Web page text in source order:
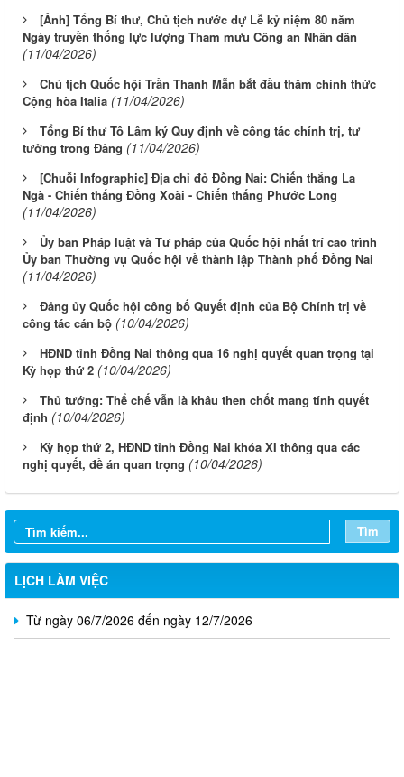
[Ảnh] Tổng Bí thư, Chủ tịch nước dự Lễ kỷ niệm 80 năm
Ngày truyền thống lực lượng Tham mưu Công an Nhân dân
(11/04/2026)
Chủ tịch Quốc hội Trần Thanh Mẫn bắt đầu thăm chính thức
Cộng hòa Italia (11/04/2026)
Tổng Bí thư Tô Lâm ký Quy định về công tác chính trị, tư
tưởng trong Đảng (11/04/2026)
[Chuỗi Infographic] Địa chỉ đỏ Đồng Nai: Chiến thắng La
Ngà - Chiến thắng Đồng Xoài - Chiến thắng Phước Long
(11/04/2026)
Ủy ban Pháp luật và Tư pháp của Quốc hội nhất trí cao trình
Ủy ban Thường vụ Quốc hội về thành lập Thành phố Đồng Nai
(11/04/2026)
Đảng ủy Quốc hội công bố Quyết định của Bộ Chính trị về
công tác cán bộ (10/04/2026)
HĐND tỉnh Đồng Nai thông qua 16 nghị quyết quan trọng tại
Kỳ họp thứ 2 (10/04/2026)
Thủ tướng: Thể chế vẫn là khâu then chốt mang tính quyết
định (10/04/2026)
Kỳ họp thứ 2, HĐND tỉnh Đồng Nai khóa XI thông qua các
nghị quyết, đề án quan trọng (10/04/2026)
Tìm
LỊCH LÀM VIỆC
Từ ngày 03/8/2026 đến ngày 09/8/2026
Từ ngày 27/7/2026 đến ngày 02/8/2026
Từ ngày 20/7/2026 đến ngày 26/7/2026
Từ ngày 13/7/2026 đến ngày 18/7/2026
Từ ngày 06/7/2026 đến ngày 12/7/2026